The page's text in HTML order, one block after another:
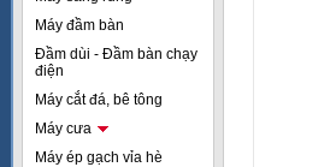
Máy đầm bàn
Đầm dùi - Đầm bàn chạy
điện
Máy cắt đá, bê tông
Máy cưa
Máy ép gạch vỉa hè